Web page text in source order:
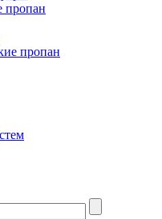
пропан
пропан